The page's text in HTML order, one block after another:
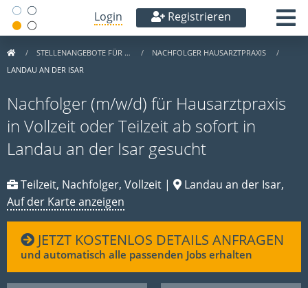
Login Registrieren
STELLENANGEBOTE FÜR …
NACHFOLGER HAUSARZTPRAXIS
LANDAU AN DER ISAR
Nachfolger (m/w/d) für Hausarztpraxis
in Vollzeit oder Teilzeit ab sofort in
Landau an der Isar gesucht
Teilzeit, Nachfolger, Vollzeit |
Landau an der Isar,
Auf der Karte anzeigen
JETZT KOSTENLOS DETAILS ANFRAGEN
und automatisch alle passenden Jobs erhalten